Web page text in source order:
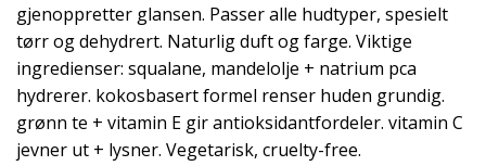
gjenoppretter glansen. Passer alle hudtyper, spesielt
tørr og dehydrert. Naturlig duft og farge. Viktige
ingredienser: squalane, mandelolje + natrium pca
hydrerer. kokosbasert formel renser huden grundig.
grønn te + vitamin E gir antioksidantfordeler. vitamin C
jevner ut + lysner. Vegetarisk, cruelty-free.